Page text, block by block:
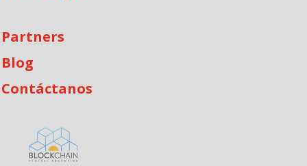
Partners
Blog
Contáctanos